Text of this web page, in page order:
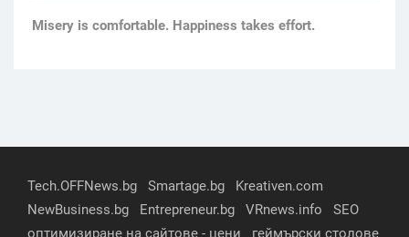
Мisery is comfortable. Happiness takes effort.
Tech.OFFNews.bg Smartage.bg
Kreativen.com
NewBusiness.bg
Entrepreneur.bg VRnews.info
SEO
оптимизиране на сайтове - цени
геймърски столове